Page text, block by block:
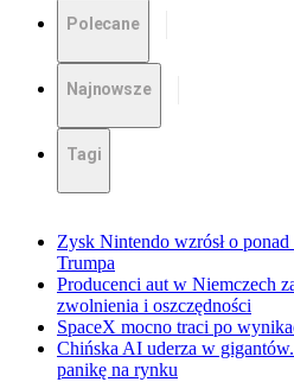
Polecane
Najnowsze
Tagi
Zysk Nintendo wzrósł o
Trumpa
Producenci aut w Niemczech
zwolnienia i oszczędności
SpaceX mocno traci po
Chińska AI uderza w
panikę na rynku